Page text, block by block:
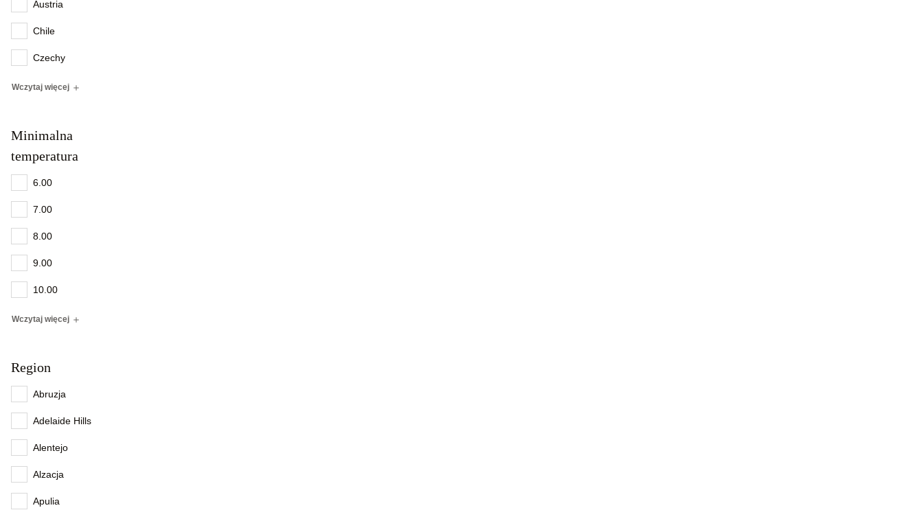
Austria
Chile
Czechy
Wczytaj więcej
Minimalna
temperatura
6.00
7.00
8.00
9.00
10.00
Wczytaj więcej
Region
Abruzja
Adelaide Hills
Alentejo
Alzacja
Apulia